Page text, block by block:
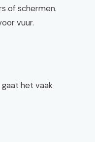
of schermen.
vuur.
het vaak